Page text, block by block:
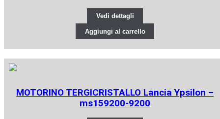
Vedi dettagli
Aggiungi al carrello
MOTORINO TERGICRISTALLO Lancia Ypsilon –
ms159200-9200